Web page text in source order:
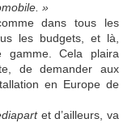
»
dans tous les
les budgets, et là,
Cela plaira
de demander aux
en Europe de
et d’ailleurs, va